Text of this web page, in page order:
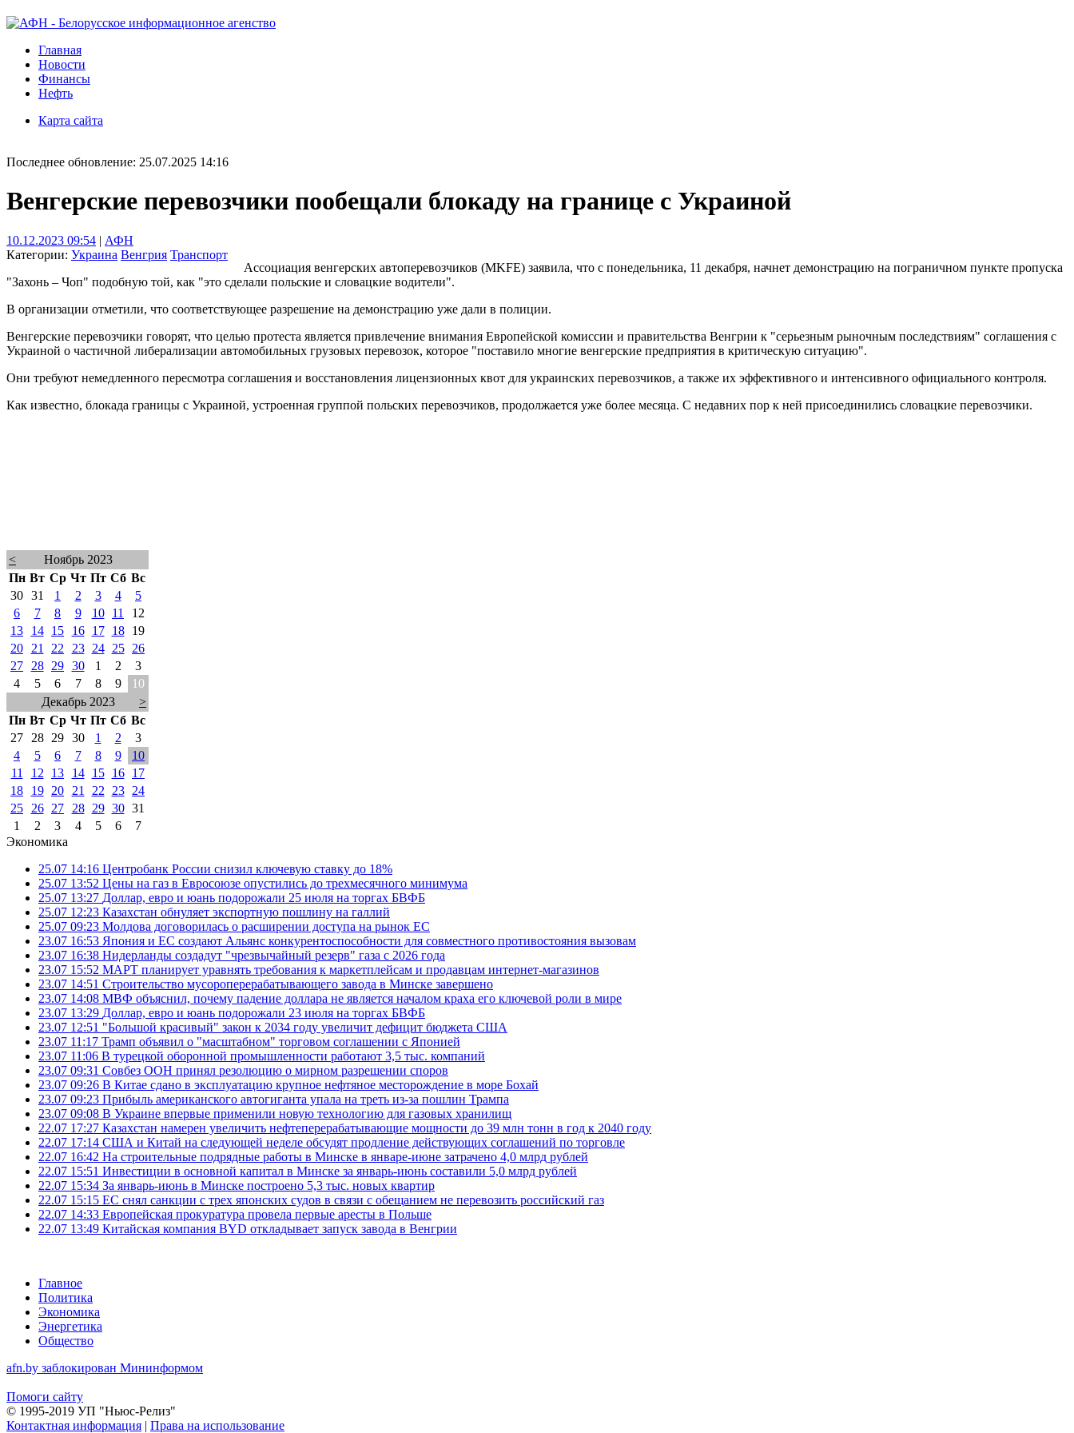
Главная
Новости
Финансы
Нефть
Карта сайта
Последнее обновление: 25.07.2025 14:16
Венгерские перевозчики пообещали блокаду на границе с Украиной
10.12.2023 09:54 | АФН
Категории: Украина Венгрия Транспорт
Ассоциация венгерских автоперевозчиков (MKFE) заявила, что с понедельника, 11 декабря, начнет демонстрацию на пограничном пункте пропуска
"Захонь – Чоп" подобную той, как "это сделали польские и словацкие водители".
В организации отметили, что соответствующее разрешение на демонстрацию уже дали в полиции.
Венгерские перевозчики говорят, что целью протеста является привлечение внимания Европейской комиссии и правительства Венгрии к "серьезным рыночным последствиям" соглашения с
Украиной о частичной либерализации автомобильных грузовых перевозок, которое "поставило многие венгерские предприятия в критическую ситуацию".
Они требуют немедленного пересмотра соглашения и восстановления лицензионных квот для украинских перевозчиков, а также их эффективного и интенсивного официального контроля.
Как известно, блокада границы с Украиной, устроенная группой польских перевозчиков, продолжается уже более месяца. С недавних пор к ней присоединились словацкие перевозчики.
<
Ноябрь 2023
Пн Вт Ср Чт Пт Сб Вс
30 31 1 2 3 4
5
6
7 8 9 10 11
12
13
14 15 16 17 18
19
20
21 22 23 24 25
26
27
28 29 30 1 2
3
4
5 6 7 8 9
10
Декабрь 2023
>
Пн Вт Ср Чт Пт Сб Вс
27
28 29 30 1 2
3
4
5 6 7 8 9
10
11
12 13 14 15 16
17
18
19 20 21 22 23
24
25
26 27 28 29 30 31
1
2 3 4 5 6
7
Экономика
25.07 14:16 Центробанк России снизил ключевую ставку до 18%
25.07 13:52 Цены на газ в Евросоюзе опустились до трехмесячного минимума
25.07 13:27 Доллар, евро и юань подорожали 25 июля на торгах БВФБ
25.07 12:23 Казахстан обнуляет экспортную пошлину на галлий
25.07 09:23 Молдова договорилась о расширении доступа на рынок ЕС
23.07 16:53 Япония и ЕС создают Альянс конкурентоспособности для совместного противостояния вызовам
23.07 16:38 Нидерланды создадут "чрезвычайный резерв" газа с 2026 года
23.07 15:52 МАРТ планирует уравнять требования к маркетплейсам и продавцам интернет-магазинов
23.07 14:51 Строительство мусороперерабатывающего завода в Минске завершено
23.07 14:08 МВФ объяснил, почему падение доллара не является началом краха его ключевой роли в мире
23.07 13:29 Доллар, евро и юань подорожали 23 июля на торгах БВФБ
23.07 12:51 "Большой красивый" закон к 2034 году увеличит дефицит бюджета США
23.07 11:17 Трамп объявил о "масштабном" торговом соглашении с Японией
23.07 11:06 В турецкой оборонной промышленности работают 3,5 тыс. компаний
23.07 09:31 Совбез ООН принял резолюцию о мирном разрешении споров
23.07 09:26 В Китае сдано в эксплуатацию крупное нефтяное месторождение в море Бохай
23.07 09:23 Прибыль американского автогиганта упала на треть из-за пошлин Трампа
23.07 09:08 В Украине впервые применили новую технологию для газовых хранилищ
22.07 17:27 Казахстан намерен увеличить нефтеперерабатывающие мощности до 39 млн тонн в год к 2040 году
22.07 17:14 США и Китай на следующей неделе обсудят продление действующих соглашений по торговле
22.07 16:42 На строительные подрядные работы в Минске в январе-июне затрачено 4,0 млрд рублей
22.07 15:51 Инвестиции в основной капитал в Минске за январь-июнь составили 5,0 млрд рублей
22.07 15:34 За январь-июнь в Минске построено 5,3 тыс. новых квартир
22.07 15:15 ЕС снял санкции с трех японских судов в связи с обещанием не перевозить российский газ
22.07 14:33 Европейская прокуратура провела первые аресты в Польше
22.07 13:49 Китайская компания BYD откладывает запуск завода в Венгрии
Главное
Политика
Экономика
Энергетика
Общество
afn.by заблокирован Мининформом
Помоги сайту
© 1995-2019 УП "Ньюс-Релиз"
Контактная информация | Права на использование